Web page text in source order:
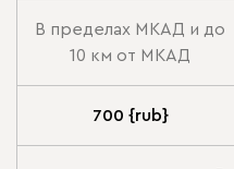
В пределах МКАД и до
10 км от МКАД
700 {rub}